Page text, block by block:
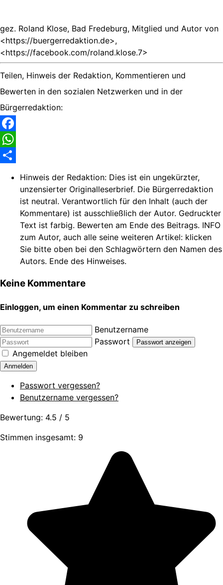
gez. Roland Klose, Bad Fredeburg, Mitglied und Autor von
<https://buergerredaktion.de>,
<https://facebook.com/roland.klose.7>
Teilen, Hinweis der Redaktion, Kommentieren und
Bewerten in den sozialen Netzwerken und in der
Bürgerredaktion:
Facebook
WhatsApp
Hinweis der Redaktion: Dies ist ein ungekürzter,
unzensierter Originalleserbrief. Die Bürgerredaktion
ist neutral. Verantwortlich für den Inhalt (auch der
Kommentare) ist ausschließlich der Autor. Gedruckter
Text ist farbig. Bewerten am Ende des Beitrags. INFO
zum Autor, auch alle seine weiteren Artikel: klicken
Sie bitte oben bei den Schlagwörtern den Namen des
Autors. Ende des Hinweises.
Keine Kommentare
Einloggen, um einen Kommentar zu schreiben
Benutzername
Passwort
Passwort anzeigen
Angemeldet bleiben
Anmelden
Passwort vergessen?
Benutzername vergessen?
Bewertung: 4.5 / 5
Stimmen insgesamt: 9